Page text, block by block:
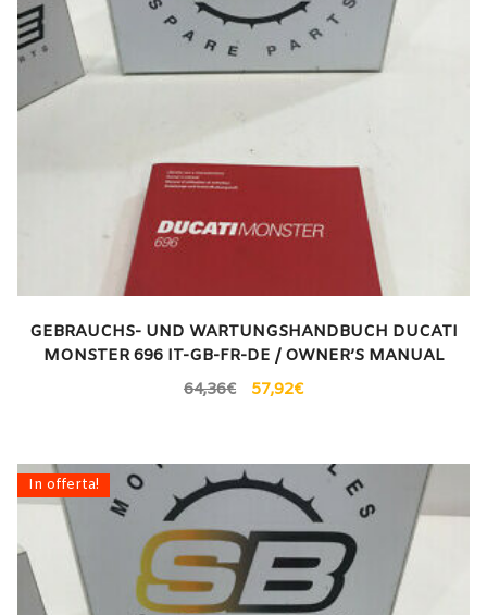
GEBRAUCHS- UND WARTUNGSHANDBUCH DUCATI
MONSTER 696 IT-GB-FR-DE / OWNER’S MANUAL
64,36€ 57,92€
In offerta!